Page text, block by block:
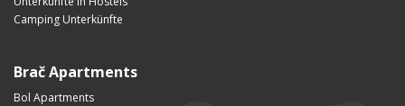
Camping Unterkünfte
Brač Apartments
Bol Apartments